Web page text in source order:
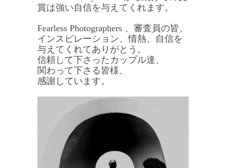
賞は強い自信を与えてくれます。
Fearless Photographers 、審査員の皆、
インスピレーション、情熱、自信を
与えてくれてありがとう。
信頼して下さったカップル達、
関わって下さる皆様、
感謝しています。